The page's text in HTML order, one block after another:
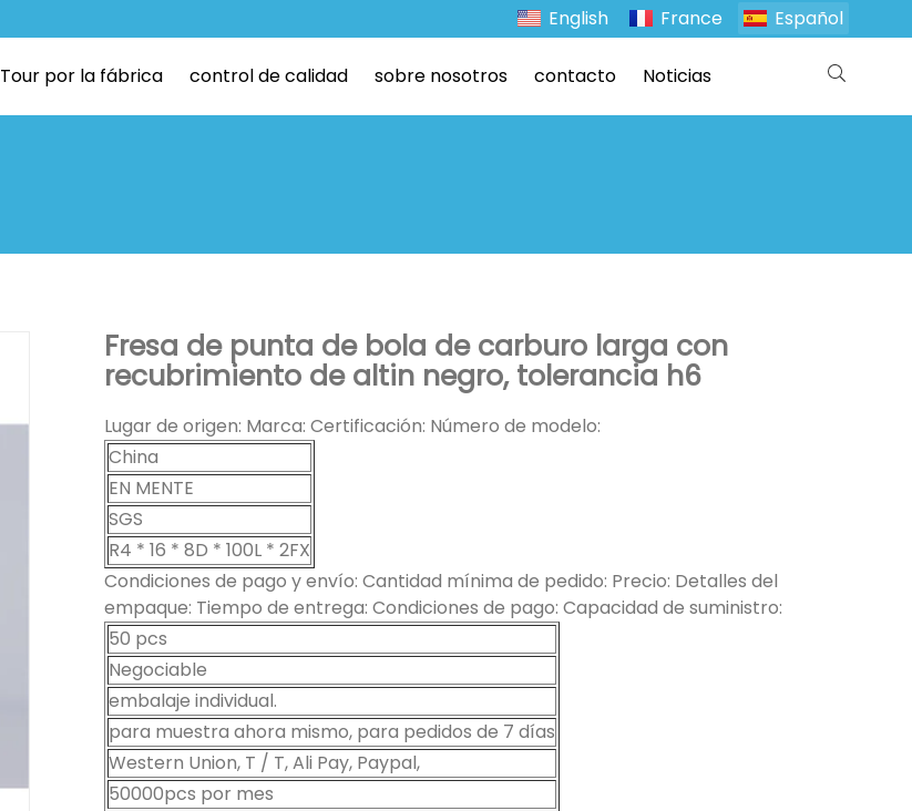
English France Español
Tour por la fábrica control de calidad sobre nosotros contacto Noticias
Fresa de punta de bola de carburo larga con
recubrimiento de altin negro, tolerancia h6
Lugar de origen: Marca: Certificación: Número de modelo:
China
EN MENTE
SGS
R4 * 16 * 8D * 100L * 2FX
Condiciones de pago y envío: Cantidad mínima de pedido: Precio: Detalles del
empaque: Tiempo de entrega: Condiciones de pago: Capacidad de suministro:
50 pcs
Negociable
embalaje individual.
para muestra ahora mismo, para pedidos de 7 días
Western Union, T / T, Ali Pay, Paypal,
50000pcs por mes